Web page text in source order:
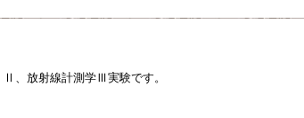
、放射線計測学Ⅲ実験です。